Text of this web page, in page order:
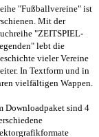
"Fußballvereine" ist
Mit der
"ZEITSPIEL-
lebt die
vieler Vereine
In Textform und in
vielfältigen Wappen.
Downloadpaket sind 4